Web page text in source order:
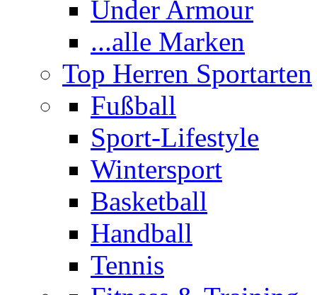
Under Armour
...alle Marken
Top Herren Sportarten
Fußball
Sport-Lifestyle
Wintersport
Basketball
Handball
Tennis